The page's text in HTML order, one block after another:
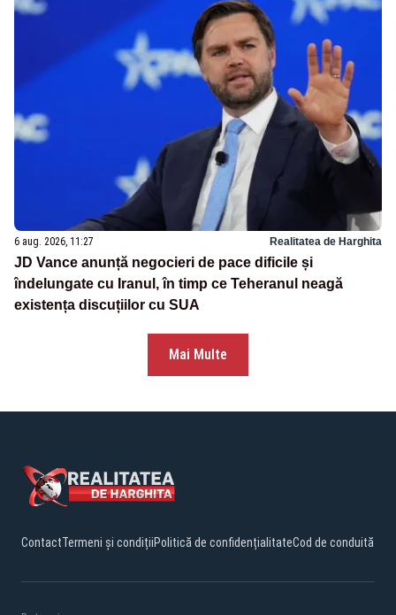
6 aug. 2026, 11:27 Realitatea de Harghita
JD Vance anunță negocieri de pace dificile și
îndelungate cu Iranul, în timp ce Teheranul neagă
existența discuțiilor cu SUA
Mai Multe
ContactTermeni și condițiiPolitică de confidențialitateCod de conduită